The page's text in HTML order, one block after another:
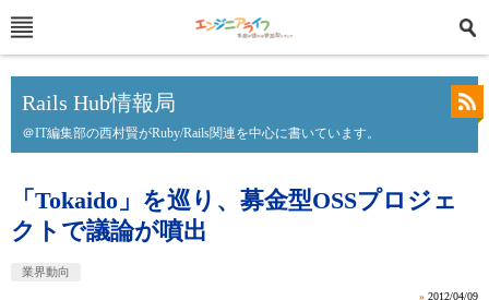
Rails Hub情報局
＠IT編集部の西村賢がRuby/Rails関連を中心に書いています。
「Tokaido」を巡り、募金型OSSプロジェ
クトで議論が噴出
業界動向
» 2012/04/09